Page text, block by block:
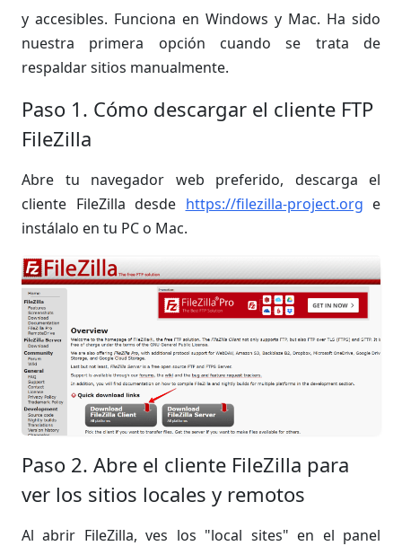
y accesibles. Funciona en Windows y Mac. Ha sido
nuestra primera opción cuando se trata de
respaldar sitios manualmente.
Paso 1. Cómo descargar el cliente FTP
FileZilla
Abre tu navegador web preferido, descarga el
cliente FileZilla desde https://filezilla-project.org e
instálalo en tu PC o Mac.
Paso 2. Abre el cliente FileZilla para
ver los sitios locales y remotos
Al abrir FileZilla, ves los "local sites" en el panel